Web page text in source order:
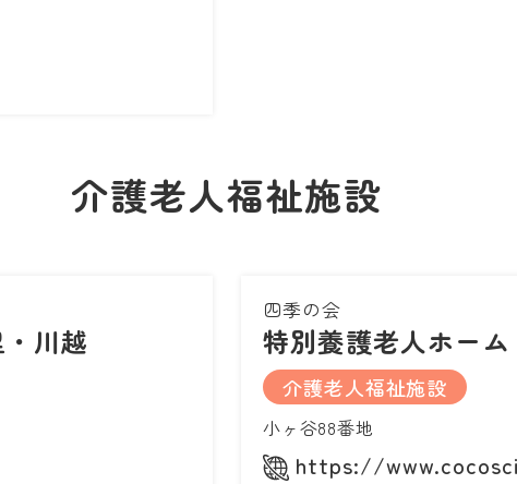
介護老人福祉施設
川越
四季の会
特別養護老人ホー
介護老人福祉施設
小ヶ谷88番地
https://